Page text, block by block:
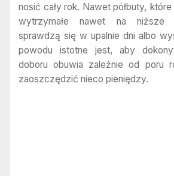
nosić cały rok. Nawet półbuty,
wytrzymałe nawet na niższe
sprawdzą się w upalnie dni albo
powodu istotne jest, aby
doboru obuwia zależnie od poru
zaoszczędzić nieco pieniędzy.